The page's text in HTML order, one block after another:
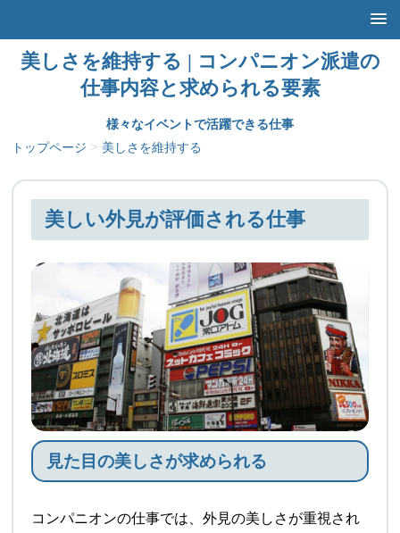
美しさを維持する | コンパニオン派遣の
仕事内容と求められる要素
様々なイベントで活躍できる仕事
トップページ > 美しさを維持する
美しい外見が評価される仕事
見た目の美しさが求められる
コンパニオンの仕事では、外見の美しさが重視され